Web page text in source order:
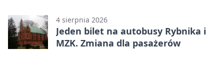
4 sierpnia 2026
Jeden bilet na autobusy Rybnika i
MZK. Zmiana dla pasażerów